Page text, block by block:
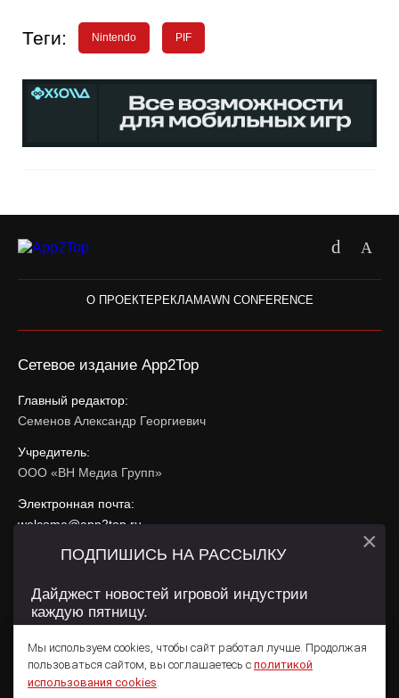
Теги: Nintendo PIF
О ПРОЕКТЕРЕКЛАМАWN CONFERENCE
Сетевое издание App2Top
Главный редактор:
Семенов Александр Георгиевич
Учредитель:
ООО «ВН Медиа Групп»
Электронная почта:
welcome@app2top.ru
При использовании материалов активная ссылка на
Сайт использует IP адреса, cookie, данные геолокации
использования содержатся вПолитике конфиденциальностии
Пользовательском соглашении .
Мы используем cookies, чтобы сайт работал лучше. Продолжая
пользоваться сайтом, вы соглашаетесь с политикой
использования cookies.
ПОДПИШИСЬ НА РАССЫЛКУ
Дайджест новостей игровой индустрии
каждую пятницу.
×